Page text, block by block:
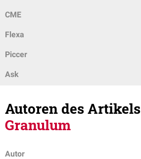
CME
Flexa
Piccer
Ask
Autoren des Artikels
Granulum
Autor